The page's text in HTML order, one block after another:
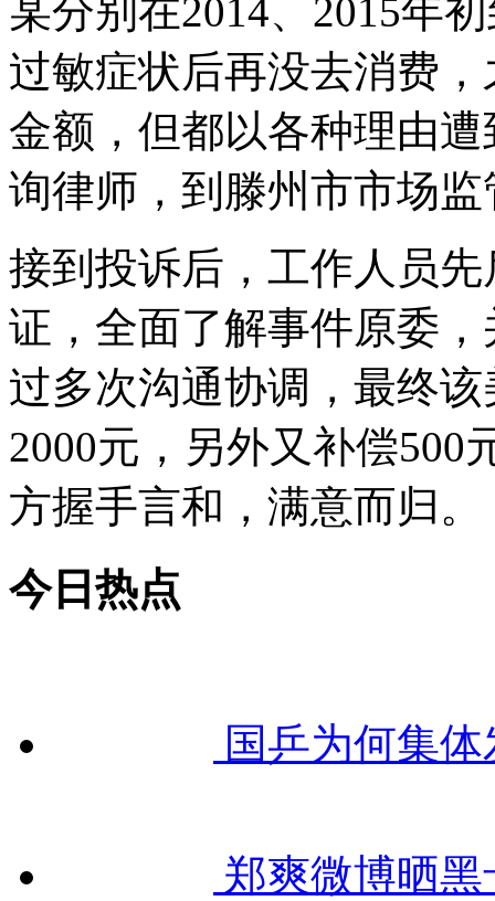
某分别在2014、2015年
过敏症状后再没去消费
金额，但都以各种理由
询律师，到滕州市市场
接到投诉后，工作人员
证，全面了解事件原委
过多次沟通协调，最终
2000元，另外又补偿500
方握手言和，满意而归
今日热点
国乒为何集
郑爽微博晒